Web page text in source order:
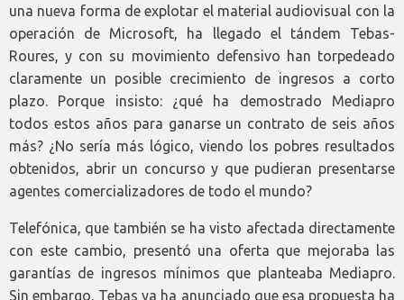
una nueva forma de explotar el material audiovisual con la
operación de Microsoft, ha llegado el tándem Tebas-
Roures, y con su movimiento defensivo han torpedeado
claramente un posible crecimiento de ingresos a corto
plazo. Porque insisto: ¿qué ha demostrado Mediapro
todos estos años para ganarse un contrato de seis años
más? ¿No sería más lógico, viendo los pobres resultados
obtenidos, abrir un concurso y que pudieran presentarse
agentes comercializadores de todo el mundo?
Telefónica, que también se ha visto afectada directamente
con este cambio, presentó una oferta que mejoraba las
garantías de ingresos mínimos que planteaba Mediapro.
Sin embargo, Tebas ya ha anunciado que esa propuesta ha